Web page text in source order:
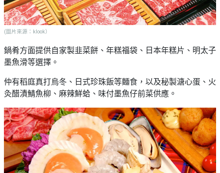
(圖片來源：klook）
鍋肴方面提供自家製韭菜餅、年糕福袋、日本年糕片、明太子
墨魚滑等選擇。
仲有稻庭真打烏冬、日式珍珠飯等麵食，以及秘製溏心蛋、火
灸醋漬鯖魚柳、麻辣鮮蛤、味付墨魚仔前菜供應。